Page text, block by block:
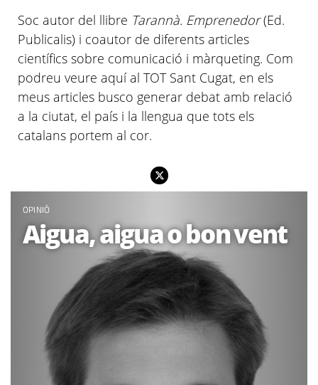
Soc autor del llibre Tarannà. Emprenedor(Ed.
Publicalis) i coautor de diferents articles
científics sobre comunicació i màrqueting. Com
podreu veure aquí al TOT Sant Cugat, en els
meus articles busco generar debat amb relació
a la ciutat, el país i la llengua que tots els
catalans portem al cor.
OPINIÓ
Aigua, aigua o bon vent